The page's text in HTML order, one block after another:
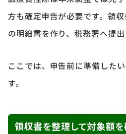
方も確定申告が必要です。領
の明細書を作り、税務署へ提出
ここでは、申告前に準備した
す。
領収書を整理して対象額を